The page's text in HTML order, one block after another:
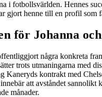
i fotbollsvärlden. Hennes
gjort henne till en profil som
för Johanna
några konkreta
trots utmaningarna med
Kaneryds kontrakt med
att avståndet sannolikt
månader.